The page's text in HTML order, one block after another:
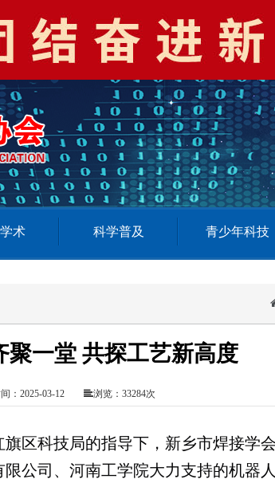
术 科学普及 青少年科技
聚一堂 共探工艺新高度
：2025-03-12 浏览：33284次
科技局的指导下，新乡市焊接学
公司、河南工学院大力支持的机器